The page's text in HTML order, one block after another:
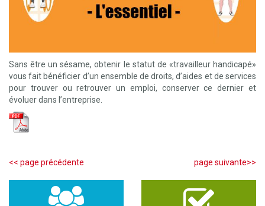
Sans être un sésame, obtenir le statut de «travailleur handicapé»
vous fait bénéficier d’un ensemble de droits, d’aides et de services
pour trouver ou retrouver un emploi, conserver ce dernier et
évoluer dans l’entreprise.
<< page précédente page suivante>>